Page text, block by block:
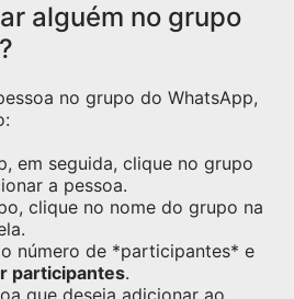
alguém no grupo
no grupo do WhatsApp,
em seguida, clique no grupo
a pessoa.
clique no nome do grupo na
número de *participantes* e
participantes.
que deseja adicionar ao